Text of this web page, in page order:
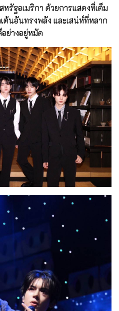
รัฐอเมริกา ด้วยการแสดงที่เต็ม
ต้นอันทรงพลัง และเสน่ห์ที่หลาก
ย่างอยู่หมัด